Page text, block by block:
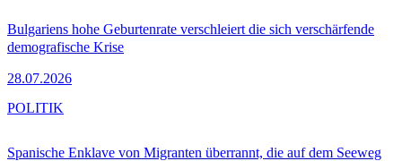
Bulgariens hohe Geburtenrate verschleiert die sich verschärfende
demografische Krise
28.07.2026
Spanische Enklave von Migranten überrannt, die auf dem Seeweg
POLITIK